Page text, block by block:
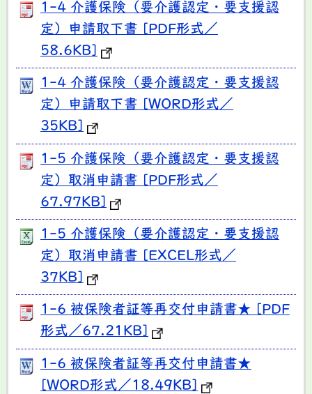
1-4 介護保険（要介護認定・要支援認
定）申請取下書 [PDF形式／
58.6KB]
1-4 介護保険（要介護認定・要支援認
定）申請取下書 [WORD形式／
35KB]
1-5 介護保険（要介護認定・要支援認
定）取消申請書 [PDF形式／
67.97KB]
1-5 介護保険（要介護認定・要支援認
定）取消申請書 [EXCEL形式／
37KB]
1-6 被保険者証等再交付申請書★ [PDF
形式／67.21KB]
1-6 被保険者証等再交付申請書★
[WORD形式／18.49KB]